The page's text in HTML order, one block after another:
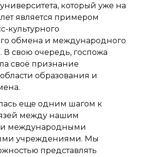
который уже на
является примером
культурного
обмена и международного
В свою очередь, госпожа
своё признание
образования и
еще одним шагом к
между нашим
и международными
учреждениями. Мы
представлять